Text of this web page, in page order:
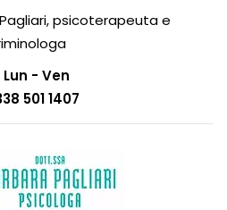
psicoterapeuta e
Lun - Ven
501 1407